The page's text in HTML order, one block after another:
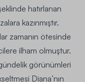
hatırlanan
kazınmıştır.
zamanın ötesinde
ilham olmuştur.
görünümleri
Diana’nın